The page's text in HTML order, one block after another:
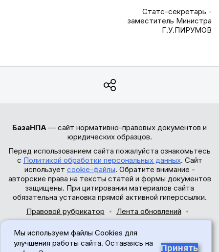
Статс-секретарь -
заместитель Министра
Г.У.ПИРУМОВ
БазаНПА — сайт нормативно-правовых документов и
юридических образцов.
Перед использованием сайта пожалуйста ознакомьтесь
с Политикой обработки персональных данных. Сайт
использует cookie-файлы. Обратите внимание -
авторские права на тексты статей и формы документов
защищены. При цитировании материалов сайта
обязательна установка прямой активной гиперссылки.
Правовой рубрикатор
Лента обновлений
© 2017-2026
Мы используем файлы Cookies для
улучшения работы сайта. Оставаясь на
Принять